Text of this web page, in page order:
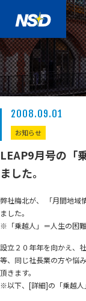
2008.09.01
お知らせ
LEAP9月号の「
ました。
弊社梅北が、 「月間地域
ました。
※「乗越人」＝人生の困
設立２０年年を向かえ、
等、同じ社長業の方や悩
頂きます。
※以下、[詳細]の「乗越人